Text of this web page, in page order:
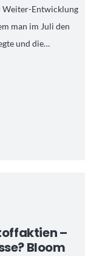
Weiter-Entwicklung
man im Juli den
und die…
–
Bloom